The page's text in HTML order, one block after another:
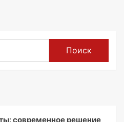
Поиск
современное решение